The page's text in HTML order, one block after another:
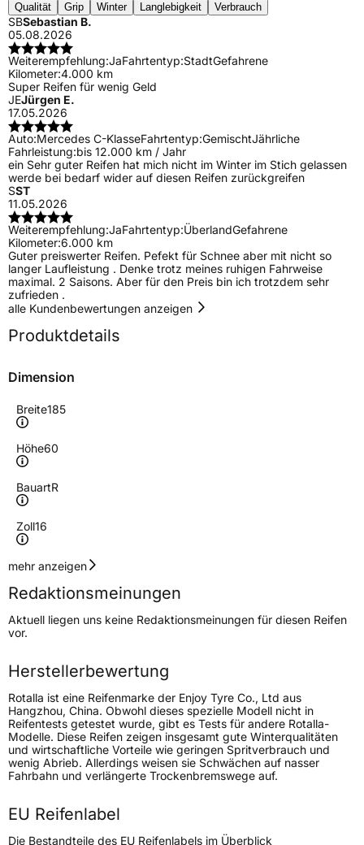
Qualität
Grip Winter Langlebigkeit Verbrauch
SBSebastian B.
05.08.2026
Weiterempfehlung:JaFahrtentyp:StadtGefahrene
Kilometer:4.000 km
Super Reifen für wenig Geld
JEJürgen E.
17.05.2026
Auto:Mercedes C-KlasseFahrtentyp:GemischtJährliche
Fahrleistung:bis 12.000 km / Jahr
ein Sehr guter Reifen hat mich nicht im Winter im Stich gelassen
werde bei bedarf wider auf diesen Reifen zurückgreifen
SST
11.05.2026
Weiterempfehlung:JaFahrtentyp:ÜberlandGefahrene
Kilometer:6.000 km
Guter preiswerter Reifen. Pefekt für Schnee aber mit nicht so
langer Laufleistung . Denke trotz meines ruhigen Fahrweise
maximal. 2 Saisons. Aber für den Preis bin ich trotzdem sehr
zufrieden .
alle Kundenbewertungen anzeigen
Produktdetails
Dimension
Breite185
Höhe60
BauartR
Zoll16
Geschwindigkeitsindex
Höchstgeschwindigkeit
210 km/h
Lastindex86
Höchstlast530 kg
Generelle Merkmale
FahrzeugtypPKW
VerwendungWinterreifen
Modellname S 130
Fahrzeugart
PKW & SUV
mehr anzeigen
Redaktionsmeinungen
Aktuell liegen uns keine Redaktionsmeinungen für diesen Reifen
vor.
Herstellerbewertung
Rotalla ist eine Reifenmarke der Enjoy Tyre Co., Ltd aus
Hangzhou, China. Obwohl dieses spezielle Modell nicht in
Reifentests getestet wurde, gibt es Tests für andere Rotalla-
Modelle. Diese Reifen zeigen insgesamt gute Winterqualitäten
und wirtschaftliche Vorteile wie geringen Spritverbrauch und
wenig Abrieb. Allerdings weisen sie Schwächen auf nasser
Fahrbahn und verlängerte Trockenbremswege auf.
EU Reifenlabel
Die Bestandteile des EU Reifenlabels im Überblick